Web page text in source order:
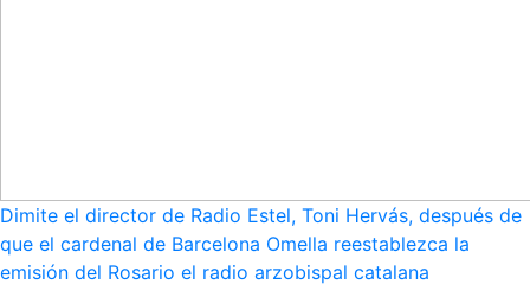
Dimite el director de Radio Estel, Toni Hervás, después de
que el cardenal de Barcelona Omella reestablezca la
emisión del Rosario el radio arzobispal catalana